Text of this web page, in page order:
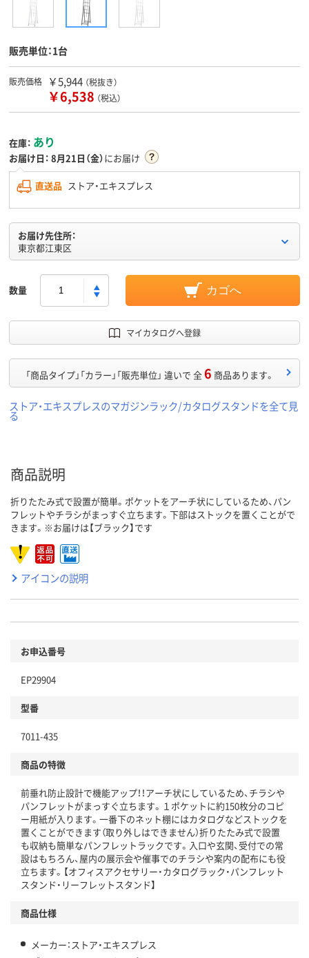
販売単位：1台
販売価格 ￥5,944 （税抜き）
￥6,538 （税込）
在庫： あり
お届け日： 8月21日（金）にお届け
直送品 ストア・エキスプレス
お届け先住所：
東京都江東区
数量 カゴへ
マイカタログへ登録
「商品タイプ」「カラー」「販売単位」 違いで 全6 商品あります。
ストア・エキスプレスのマガジンラック/カタログスタンドを全て見
る
商品説明
折りたたみ式で設置が簡単。ポケットをアーチ状にしているため、パン
フレットやチラシがまっすぐ立ちます。下部はストックを置くことがで
きます。※お届けは【ブラック】です
アイコンの説明
お申込番号
EP29904
型番
7011-435
商品の特徴
前垂れ防止設計で機能アップ！！アーチ状にしているため、チラシや
パンフレットがまっすぐ立ちます。１ポケットに約150枚分のコピ
ー用紙が入ります。一番下のネット棚にはカタログなどストックを
置くことができます（取り外しはできません）折りたたみ式で設置
も収納も簡単なパンフレットラックです。入口や玄関、受付での常
設はもちろん、屋内の展示会や催事でのチラシや案内の配布にも役
立ちます。【オフィスアクセサリー・カタログラック・パンフレット
スタンド・リーフレットスタンド】
商品仕様
メーカー：ストア・エキスプレス